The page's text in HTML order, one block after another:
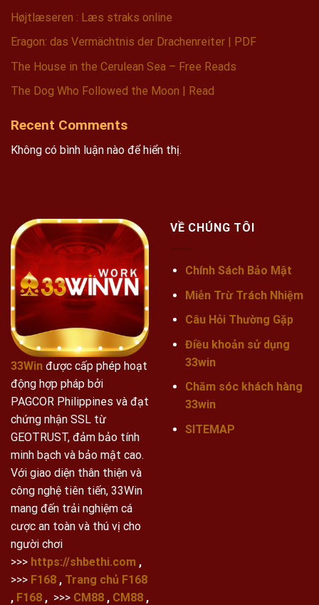
Højtlæseren : Læs straks online
Eragon: das Vermächtnis der Drachenreiter | PDF
The House in the Cerulean Sea – Free Reads
The Dog Who Followed the Moon | Read
Recent Comments
Không có bình luận nào để hiển thị.
33Win được cấp phép hoạt
động hợp pháp bởi
PAGCOR Philippines và đạt
chứng nhận SSL từ
GEOTRUST, đảm bảo tính
minh bạch và bảo mật cao.
Với giao diện thân thiện và
công nghệ tiên tiến, 33Win
mang đến trải nghiệm cá
cược an toàn và thú vị cho
người chơi
>>> https://shbethi.com ,
>>> F168 , Trang chủ F168
, F168 , >>> CM88 , CM88 ,
VỀ CHÚNG TÔI
Chính Sách Bảo Mật
Miễn Trừ Trách Nhiệm
Câu Hỏi Thường Gặp
Điều khoản sử dụng
33win
Chăm sóc khách hàng
33win
SITEMAP